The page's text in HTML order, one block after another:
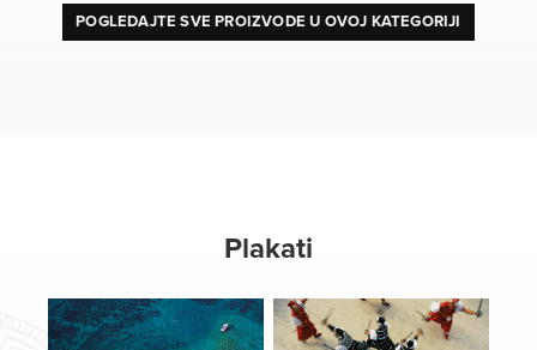
POGLEDAJTE SVE PROIZVODE U OVOJ KATEGORIJI
Plakati